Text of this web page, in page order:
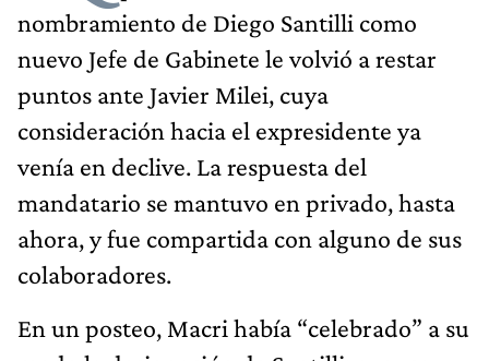
nombramiento de Diego Santilli como
nuevo Jefe de Gabinete le volvió a restar
puntos ante Javier Milei, cuya
consideración hacia el expresidente ya
venía en declive. La respuesta del
mandatario se mantuvo en privado, hasta
ahora, y fue compartida con alguno de sus
colaboradores.
En un posteo, Macri había “celebrado” a su